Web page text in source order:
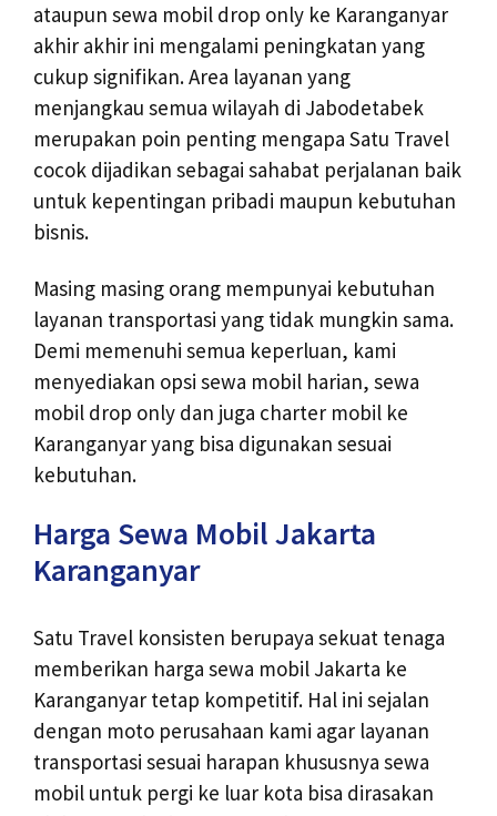
ataupun sewa mobil drop only ke Karanganyar
akhir akhir ini mengalami peningkatan yang
cukup signifikan. Area layanan yang
menjangkau semua wilayah di Jabodetabek
merupakan poin penting mengapa Satu Travel
cocok dijadikan sebagai sahabat perjalanan baik
untuk kepentingan pribadi maupun kebutuhan
bisnis.
Masing masing orang mempunyai kebutuhan
layanan transportasi yang tidak mungkin sama.
Demi memenuhi semua keperluan, kami
menyediakan opsi sewa mobil harian, sewa
mobil drop only dan juga charter mobil ke
Karanganyar yang bisa digunakan sesuai
kebutuhan.
Harga Sewa Mobil Jakarta
Karanganyar
Satu Travel konsisten berupaya sekuat tenaga
memberikan harga sewa mobil Jakarta ke
Karanganyar tetap kompetitif. Hal ini sejalan
dengan moto perusahaan kami agar layanan
transportasi sesuai harapan khususnya sewa
mobil untuk pergi ke luar kota bisa dirasakan